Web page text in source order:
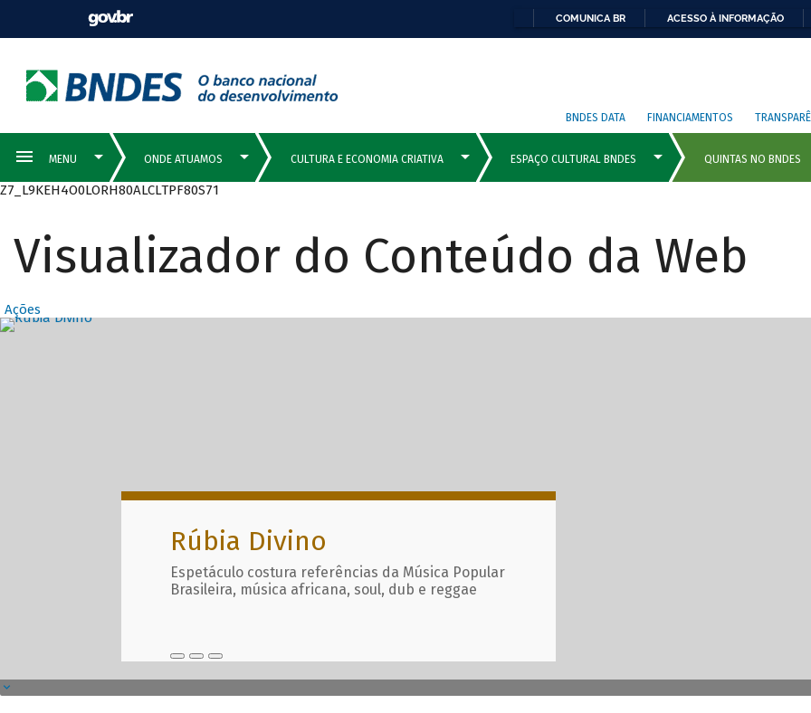
COMUNICA BR ACESSO À INFORMAÇÃO
BNDES DATA FINANCIAMENTOS
Z7_L9KEH4O0LORH80ALCLTPF80S71
Visualizador do Conteúdo da Web
Ações
Destaques Principais com
Rúbia Divino
Espetáculo costura referências da Música Popular
Brasileira, música africana, soul, dub e reggae